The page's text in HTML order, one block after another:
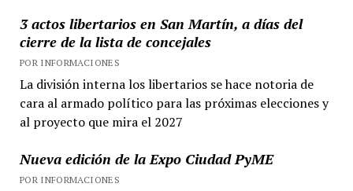
3 actos libertarios en San Martín, a días del
cierre de la lista de concejales
POR INFORMACIONES
La división interna los libertarios se hace notoria de
cara al armado político para las próximas elecciones y
al proyecto que mira el 2027
Nueva edición de la Expo Ciudad PyME
POR INFORMACIONES